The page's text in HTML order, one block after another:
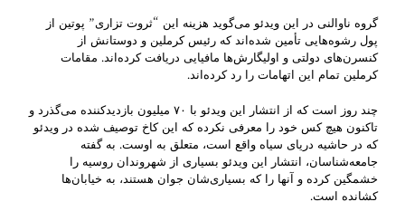
گروه ناوالنی در این ویدئو می‌گوید هزینه این “ثروت تزاری” پوتین از
پول‌ رشوه‌هایی تأمین شده‌اند که رئیس کرملین و دوستانش از
کنسرن‌های دولتی و اولیگارش‌ها مافیایی دریافت کرده‌اند. مقامات
کرملین تمام این اتهامات را رد کرده‌اند.
چند روز است که از انتشار این ویدئو با ۷۰ میلیون بازدیدکننده می‌گذرد و
تاکنون هیچ کس خود را معرفی نکرده که این کاخ توصیف شده در ویدئو
که در حاشیه دریای سیاه واقع است، متعلق به اوست. به گفته
جامعه‌شناسان، انتشار این ویدئو بسیاری از شهروندان روسیه را
خشمگین کرده و آنها را که بسیاری‌شان جوان هستند، به خیابان‌ها
کشانده است.